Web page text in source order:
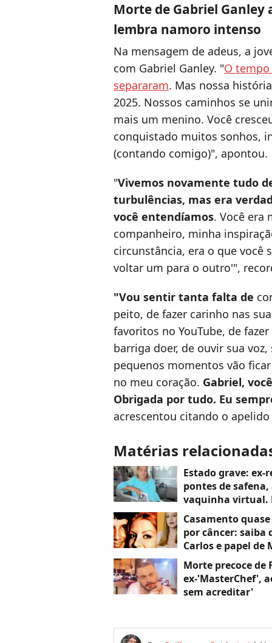
Morte de Gabriel
lembra namoro intenso
Na mensagem de adeus, a
com Gabriel Ganley. "O
separaram. Mas nossa
2025. Nossos caminhos se
mais um menino. Você
conquistado muitos sonhos,
(contando comigo)", apontou.
"Vivemos novamente tudo
turbulências, mas era
você entendíamos. Você era
companheiro, minha
circunstância, era o que você
voltar um para o outro'",
"Vou sentir tanta falta de
peito, de fazer carinho nas
favoritos no YouTube, de
barriga doer, de ouvir sua
pequenos momentos vão
no meu coração. Gabriel,
Obrigada por tudo. Eu
acrescentou citando o
Matérias
Estado grave: ex-
pontes de
vaquinha virtual.
Casamento
por câncer: saiba
Carlos e papel de
cantor
Morte precoce de
ex-'MasterChef',
sem acreditar'